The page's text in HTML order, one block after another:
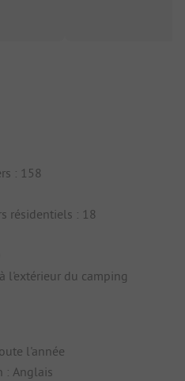
: 158
résidentiels : 18
l'extérieur du camping
l'année
: Anglais